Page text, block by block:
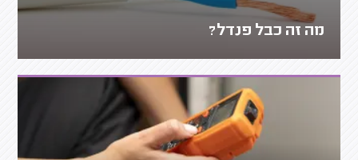
מה זה כבל פנדל?